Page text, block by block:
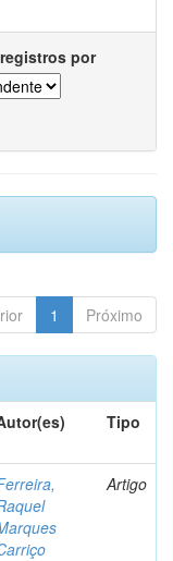
por
1 Próximo
Tipo
Artigo